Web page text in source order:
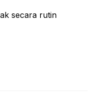
secara rutin